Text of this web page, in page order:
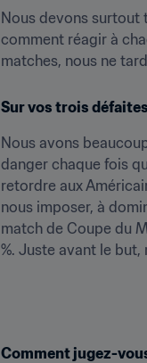
Nous devons surtout
comment réagir à
matches, nous ne
Sur vos trois
Nous avons
danger chaque fois
retordre aux
nous imposer, à
match de Coupe du
%. Juste avant le but,
Comment jugez-